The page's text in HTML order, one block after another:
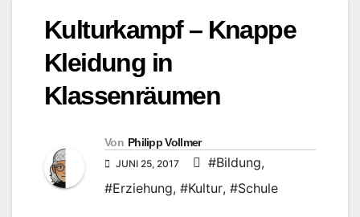
Kulturkampf – Knappe
Kleidung in
Klassenräumen
Von Philipp Vollmer
JUNI 25, 2017 #Bildung,
#Erziehung, #Kultur, #Schule